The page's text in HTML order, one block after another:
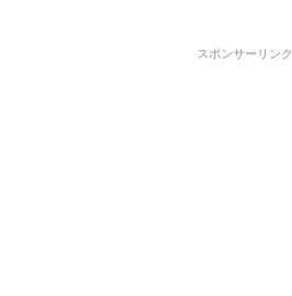
スポンサーリンク